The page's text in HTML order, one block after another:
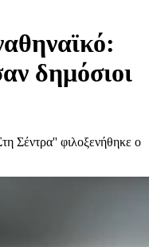
δημόσιοι
Σέντρα'' φιλοξενήθηκε ο